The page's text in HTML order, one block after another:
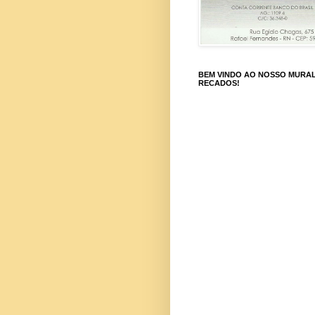
BEM VINDO AO NOSSO
RECADOS!